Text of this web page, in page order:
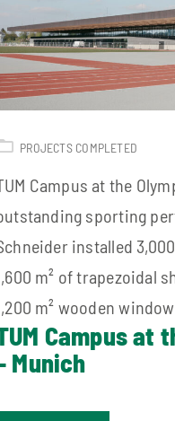
PROJECTS COMPLETED
Campus at the
sporting
installed
m² of trapezoidal
m² wooden
Campus at
Munich